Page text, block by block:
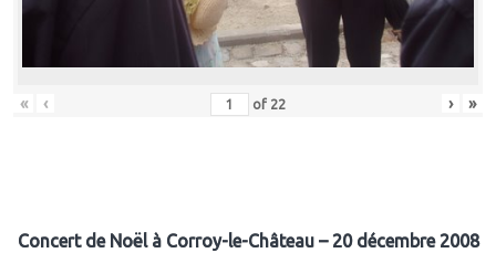
« ‹ of 22 › »
Concert de Noël à Corroy-le-Château – 20 décembre 2008